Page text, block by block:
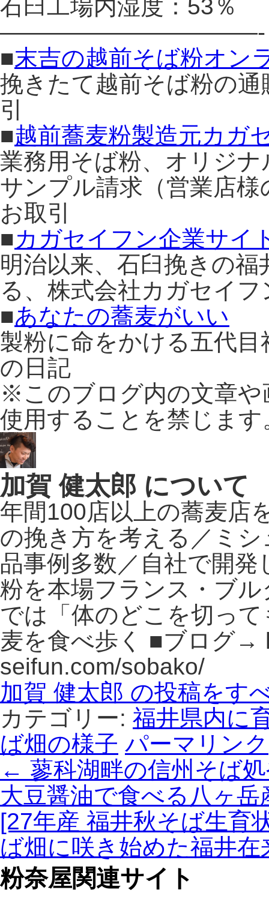
石臼工場内湿度：53％
———————————-
■末吉の越前そば粉オン
挽きたて越前そば粉の
引
■越前蕎麦粉製造元カガ
業務用そば粉、オリジ
サンプル請求（営業店
お取引
■カガセイフン企業サイ
明治以来、石臼挽きの
る、株式会社カガセイ
■あなたの蕎麦がいい
製粉に命をかける五代
の日記
※このブログ内の文章や
使用することを禁じます
加賀 健太郎 について
年間100店以上の蕎麦店
の挽き方を考える／ミ
品事例多数／自社で開
粉を本場フランス・ブ
では「体のどこを切っ
麦を食べ歩く ■ブログ→
seifun.com/sobako/
加賀 健太郎 の投稿をす
カテゴリー: 福井県内に
ば畑の様子 パーマリンク
← 蓼科湖畔の信州そば
大豆醤油で食べる八ヶ
[27年産 福井秋そば生育
ば畑に咲き始めた福井
粉奈屋関連サイト